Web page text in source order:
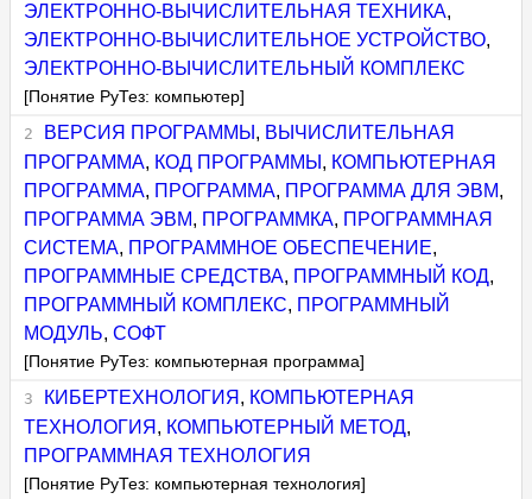
ЭЛЕКТРОННО-ВЫЧИСЛИТЕЛЬНАЯ ТЕХНИКА,
ЭЛЕКТРОННО-ВЫЧИСЛИТЕЛЬНОЕ УСТРОЙСТВО,
ЭЛЕКТРОННО-ВЫЧИСЛИТЕЛЬНЫЙ КОМПЛЕКС
[Понятие РуТез: компьютер]
ВЕРСИЯ ПРОГРАММЫ , ВЫЧИСЛИТЕЛЬНАЯ
ПРОГРАММА, КОД ПРОГРАММЫ , КОМПЬЮТЕРНАЯ
ПРОГРАММА, ПРОГРАММА, ПРОГРАММА ДЛЯ ЭВМ,
ПРОГРАММА ЭВМ, ПРОГРАММКА, ПРОГРАММНАЯ
СИСТЕМА, ПРОГРАММНОЕ ОБЕСПЕЧЕНИЕ,
ПРОГРАММНЫЕ СРЕДСТВА, ПРОГРАММНЫЙ КОД,
ПРОГРАММНЫЙ КОМПЛЕКС, ПРОГРАММНЫЙ
МОДУЛЬ,СОФТ
[Понятие РуТез: компьютерная программа]
КИБЕРТЕХНОЛОГИЯ , КОМПЬЮТЕРНАЯ
ТЕХНОЛОГИЯ , КОМПЬЮТЕРНЫЙ МЕТОД,
ПРОГРАММНАЯ ТЕХНОЛОГИЯ
[Понятие РуТез: компьютерная технология]